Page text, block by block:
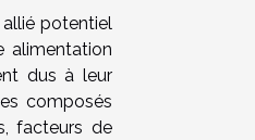
allié potentiel
alimentation
dus à leur
composés
facteurs de